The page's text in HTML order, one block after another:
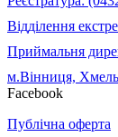
Відділення
Приймальня
м.Вінниця,
Facebook
Публічна оферта